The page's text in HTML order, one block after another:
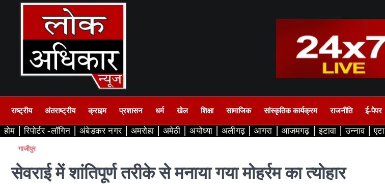
राष्ट्रीय अंतराष्ट्रीय क्राइम प्रशासन धर्म खेल शिक्षा सामाजिक सांस्कृतिक कार्यक्रम राजनीति ई-पेपर
होम रिपोर्टर -लॉगिन अंबेडकर नगर अमरोहा अमेठी अयोध्या अलीगढ़ आगरा आजमगढ़ इटावा उन्नाव एटा
गाजीपुर
सेवराई में शांतिपूर्ण तरीके से मनाया गया मोहर्रम का त्योहार